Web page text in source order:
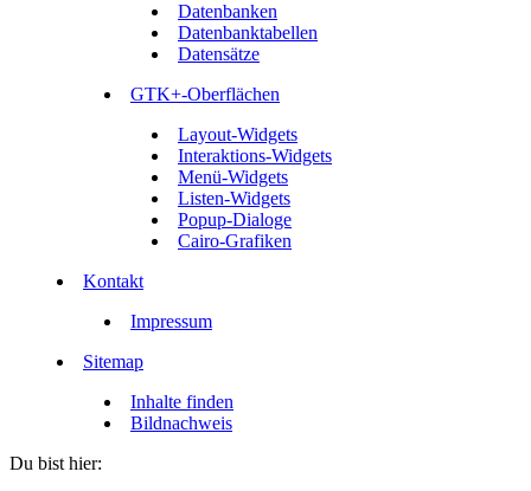
Datenbanken
Datenbanktabellen
Datensätze
GTK+-Oberflächen
Layout-Widgets
Interaktions-Widgets
Menü-Widgets
Listen-Widgets
Popup-Dialoge
Cairo-Grafiken
Kontakt
Impressum
Sitemap
Inhalte finden
Bildnachweis
Du bist hier: